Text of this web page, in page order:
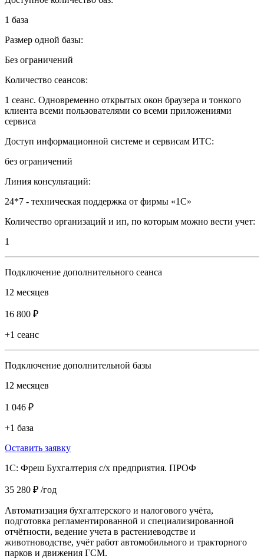
1 база
Размер одной базы:
Без ограничений
Количество сеансов:
1 сеанс. Одновременно открытых окон браузера и тонкого
клиента всеми пользователями со всеми приложениями
сервиса
Доступ информационной системе и сервисам ИТС:
без ограничений
Линия консультаций:
24*7 - техническая поддержка от фирмы «1С»
Количество организаций и ип, по которым можно вести учет:
1
Подключение дополнительного сеанса
12 месяцев
16 800 ₽
+1 сеанс
Подключение дополнительной базы
12 месяцев
1 046 ₽
+1 база
Оставить заявку
1С: Фреш Бухгалтерия с/х предприятия. ПРОФ
35 280 ₽ /год
Автоматизация бухгалтерского и налогового учёта,
подготовка регламентированной и специализированной
отчётности, ведение учета в растениеводстве и
животноводстве, учёт работ автомобильного и тракторного
парков и движения ГСМ.